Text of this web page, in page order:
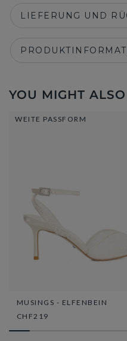
LIEFERUNG UND
YOU MIGHT
WEITE PASSFORM
MUSINGS - ELFENBEIN
CHF219